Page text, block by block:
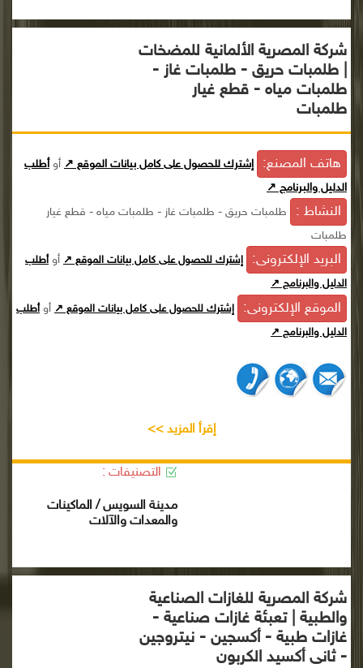
شركة المصرية الألمانية للمضخات
| طلمبات حريق - طلمبات غاز -
طلمبات مياه - قطع غيار
طلمبات
هاتف المصنع: إشترك للحصول على كامل بيانات الموقع ↗ أوأطلب
الدليل والبرنامج ↗
النشاط :
طلمبات حريق - طلمبات غاز - طلمبات مياه - قطع غيار
طلمبات
البريد الإلكترونى: إشترك للحصول على كامل بيانات الموقع ↗ أوأطلب
الدليل والبرنامج ↗
الموقع الإلكترونى: إشترك للحصول على كامل بيانات الموقع ↗ أوأطلب
الدليل والبرنامج ↗
إقرأ المزيد >>
التصنيفات :
مدينة السويس / الماكينات
والمعدات والآلات
شركة المصرية للغازات الصناعية
والطبية | تعبئة غازات صناعية -
غازات طبية - أكسجين - نيتروجين
- ثانى أكسيد الكربون